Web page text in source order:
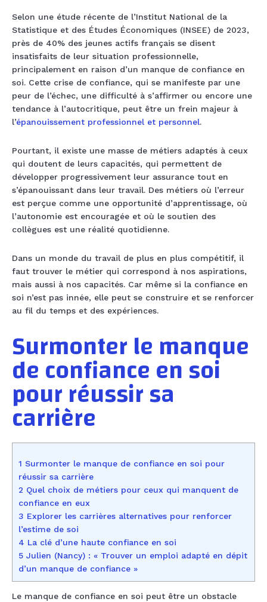
Selon une étude récente de l’Institut National de la
Statistique et des Études Économiques (INSEE) de 2023,
près de 40% des jeunes actifs français se disent
insatisfaits de leur situation professionnelle,
principalement en raison d’un manque de confiance en
soi. Cette crise de confiance, qui se manifeste par une
peur de l’échec, une difficulté à s’affirmer ou encore une
tendance à l’autocritique, peut être un frein majeur à
l’épanouissement professionnel et personnel.
Pourtant, il existe une masse de métiers adaptés à ceux
qui doutent de leurs capacités, qui permettent de
développer progressivement leur assurance tout en
s’épanouissant dans leur travail. Des métiers où l’erreur
est perçue comme une opportunité d’apprentissage, où
l’autonomie est encouragée et où le soutien des
collègues est une réalité quotidienne.
Dans un monde du travail de plus en plus compétitif, il
faut trouver le métier qui correspond à nos aspirations,
mais aussi à nos capacités. Car même si la confiance en
soi n’est pas innée, elle peut se construire et se renforcer
au fil du temps et des expériences.
Surmonter le manque
de confiance en soi
pour réussir sa
carrière
1 Surmonter le manque de confiance en soi pour
réussir sa carrière
2 Quel choix de métiers pour ceux qui manquent de
confiance en eux
3 Explorer les carrières alternatives pour renforcer
l’estime de soi
4 La clé d’une haute confiance en soi
5 Julien (Nancy) : « Trouver un emploi adapté en dépit
d’un manque de confiance »
Le manque de confiance en soi peut être un obstacle